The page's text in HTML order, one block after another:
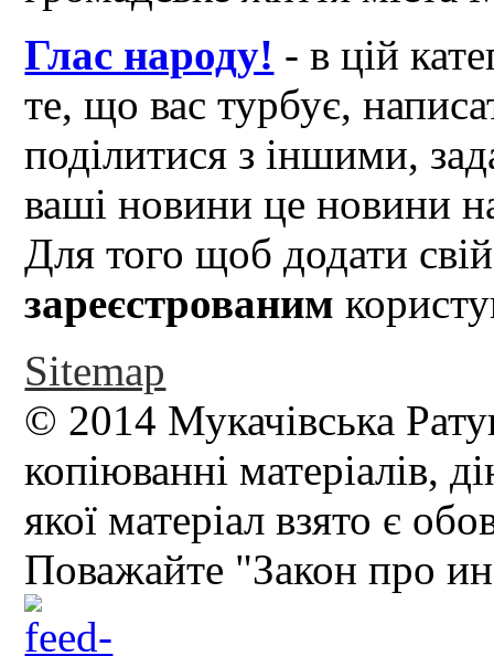
Глас народу! - в цій
те, що вас турбує,
поділитися з іншими,
ваші новини це новини
Для того щоб додати
зареєстрованим
Sitemap
© 2014 Мукачівська
копіюванні матеріалів,
якої матеріал взято є
Поважайте "Закон про